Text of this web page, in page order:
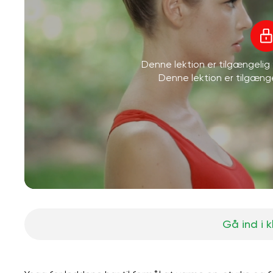
Denne lektion er tilgængelig
Denne lektion er
Gå ind i